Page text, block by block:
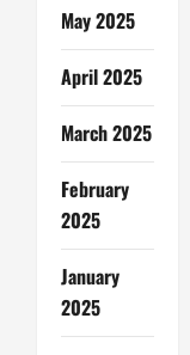
May 2025
April 2025
March 2025
February
2025
January
2025